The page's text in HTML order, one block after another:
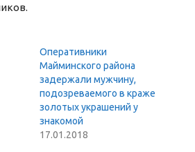
Оперативники
Майминского района
задержали мужчину,
подозреваемого в краже
золотых украшений у
знакомой
17.01.2018